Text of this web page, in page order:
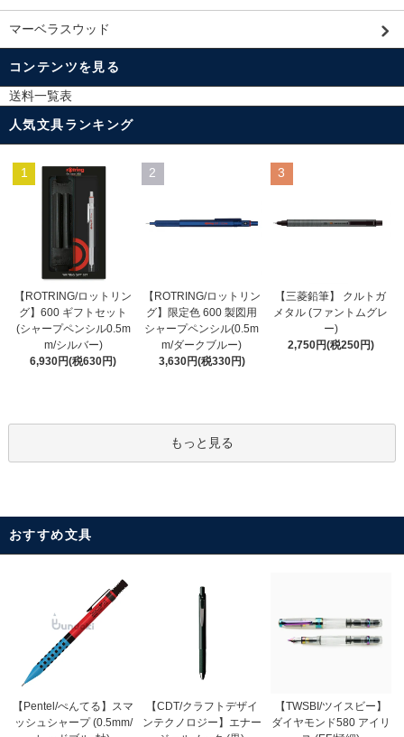
マーベラスウッド
コンテンツを見る
送料一覧表
人気文具ランキング
1
【ROTRING/ロットリン
グ】600 ギフトセット
(シャープペンシル0.5m
m/シルバー)
6,930円(税630円)
2
【ROTRING/ロットリン
グ】限定色 600 製図用
シャープペンシル(0.5m
m/ダークブルー)
3,630円(税330円)
3
【三菱鉛筆】 クルトガ
メタル (ファントムグレ
ー)
2,750円(税250円)
もっと見る
おすすめ文具
【Pentel/ぺんてる】スマ
ッシュシャープ (0.5mm/
【CDT/クラフトデザイ
ンテクノロジー】エナー
【TWSBI/ツイスビー】
ダイヤモンド580 アイリ